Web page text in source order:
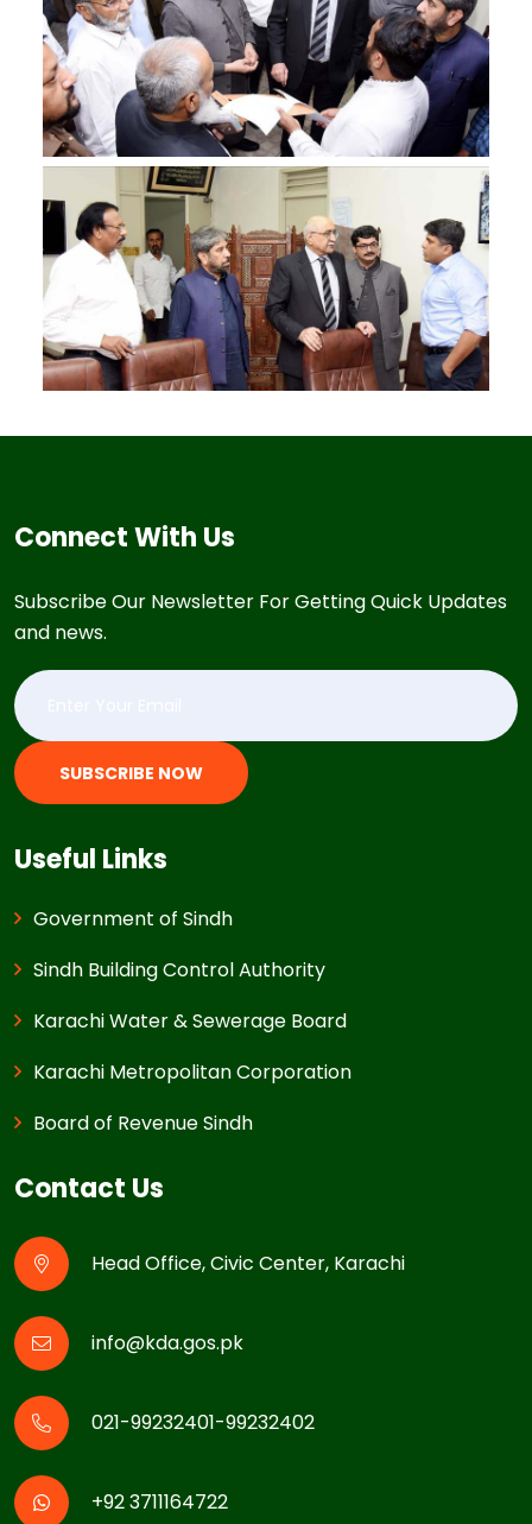
Connect With Us
Subscribe Our Newsletter For Getting Quick Updates
and news.
SUBSCRIBE NOW
Useful Links
Government of Sindh
Sindh Building Control Authority
Karachi Water & Sewerage Board
Karachi Metropolitan Corporation
Board of Revenue Sindh
Contact Us
Head Office, Civic Center, Karachi
info@kda.gos.pk
021-99232401-99232402
+92 3711164722